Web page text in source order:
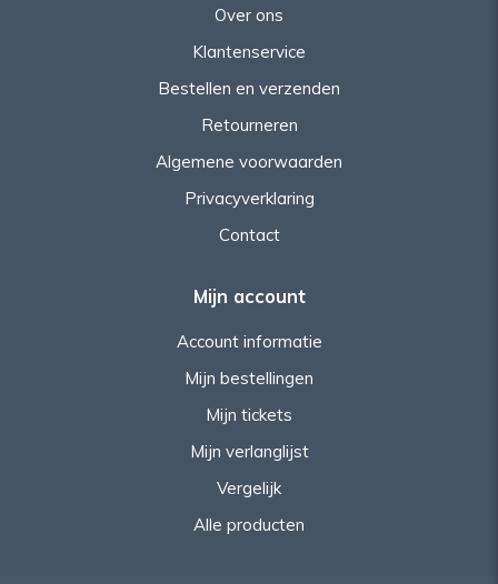
Over ons
Klantenservice
Bestellen en verzenden
Retourneren
Algemene voorwaarden
Privacyverklaring
Contact
Mijn account
Account informatie
Mijn bestellingen
Mijn tickets
Mijn verlanglijst
Vergelijk
Alle producten